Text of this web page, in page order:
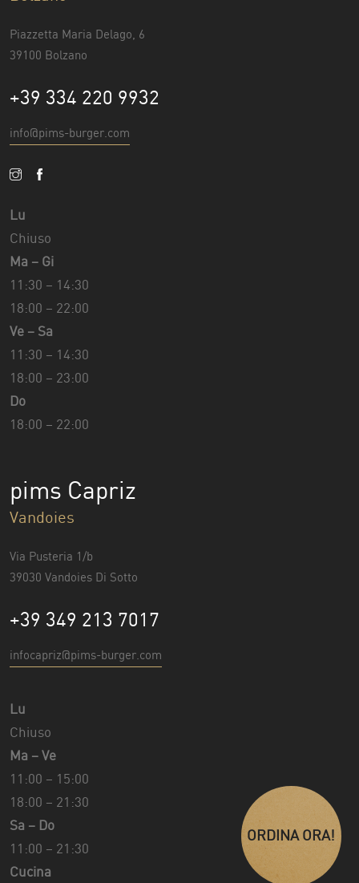
ORDINA ORA!
Piazzetta Maria Delago, 6
39100 Bolzano
+39 334 220 9932
info@pims-burger.com
Lu
Chiuso
Ma – Gi
11:30 – 14:30
18:00 – 22:00
Ve – Sa
11:30 – 14:30
18:00 – 23:00
Do
18:00 – 22:00
pims Capriz
Vandoies
Via Pusteria 1/b
39030 Vandoies Di Sotto
+39 349 213 7017
infocapriz@pims-burger.com
Lu
Chiuso
Ma – Ve
11:00 – 15:00
18:00 – 21:30
Sa – Do
11:00 – 21:30
Cucina